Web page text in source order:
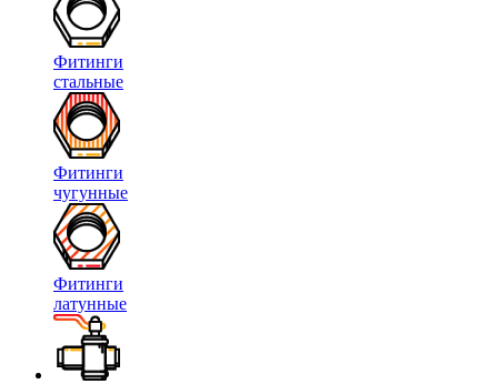
Фитинги
стальные
Фитинги
чугунные
Фитинги
латунные